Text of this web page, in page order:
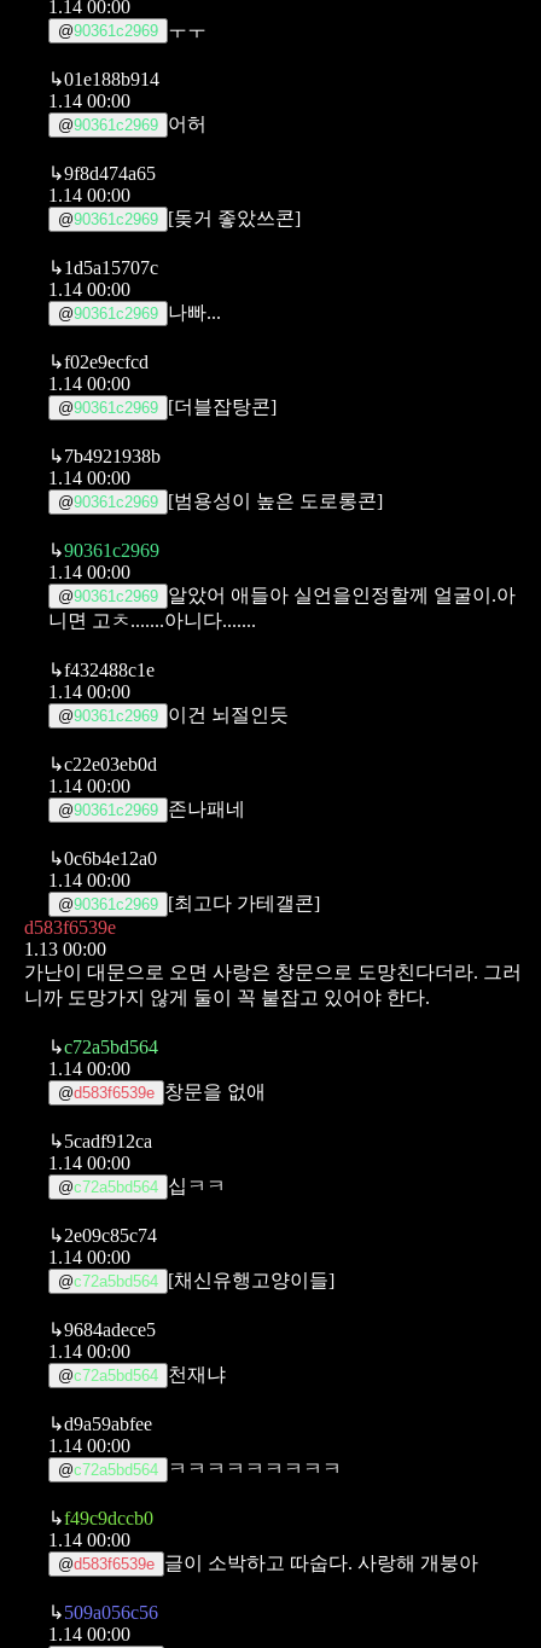
1.14 00:00
@90361c2969 ㅜㅜ
↳01e188b914
1.14 00:00
@90361c2969 어허
↳9f8d474a65
1.14 00:00
@90361c2969 [돚거 좋았쓰콘]
↳1d5a15707c
1.14 00:00
@90361c2969 나빠...
↳f02e9ecfcd
1.14 00:00
@90361c2969 [더블잡탕콘]
↳7b4921938b
1.14 00:00
@90361c2969 [범용성이 높은 도로롱콘]
↳90361c2969
1.14 00:00
@90361c2969 알았어 애들아 실언을인정할께 얼굴이.아
니면 고ㅊ.......아니다.......
↳f432488c1e
1.14 00:00
@90361c2969 이건 뇌절인듯
↳c22e03eb0d
1.14 00:00
@90361c2969 존나패네
↳0c6b4e12a0
1.14 00:00
@90361c2969 [최고다 가테갤콘]
d583f6539e
1.13 00:00
가난이 대문으로 오면 사랑은 창문으로 도망친다더라. 그러
니까 도망가지 않게 둘이 꼭 붙잡고 있어야 한다.
↳c72a5bd564
1.14 00:00
@d583f6539e 창문을 없애
↳5cadf912ca
1.14 00:00
@c72a5bd564 십ㅋㅋ
↳2e09c85c74
1.14 00:00
@c72a5bd564 [채신유행고양이들]
↳9684adece5
1.14 00:00
@c72a5bd564 천재냐
↳d9a59abfee
1.14 00:00
@c72a5bd564 ㅋㅋㅋㅋㅋㅋㅋㅋㅋ
↳f49c9dccb0
1.14 00:00
@d583f6539e 글이 소박하고 따숩다. 사랑해 개붕아
↳509a056c56
1.14 00:00